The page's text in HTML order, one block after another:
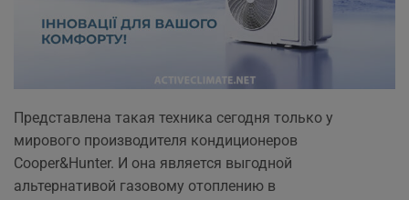
Представлена такая техника сегодня только у
мирового производителя кондиционеров
Cooper&Hunter. И она является выгодной
альтернативой газовому отоплению в